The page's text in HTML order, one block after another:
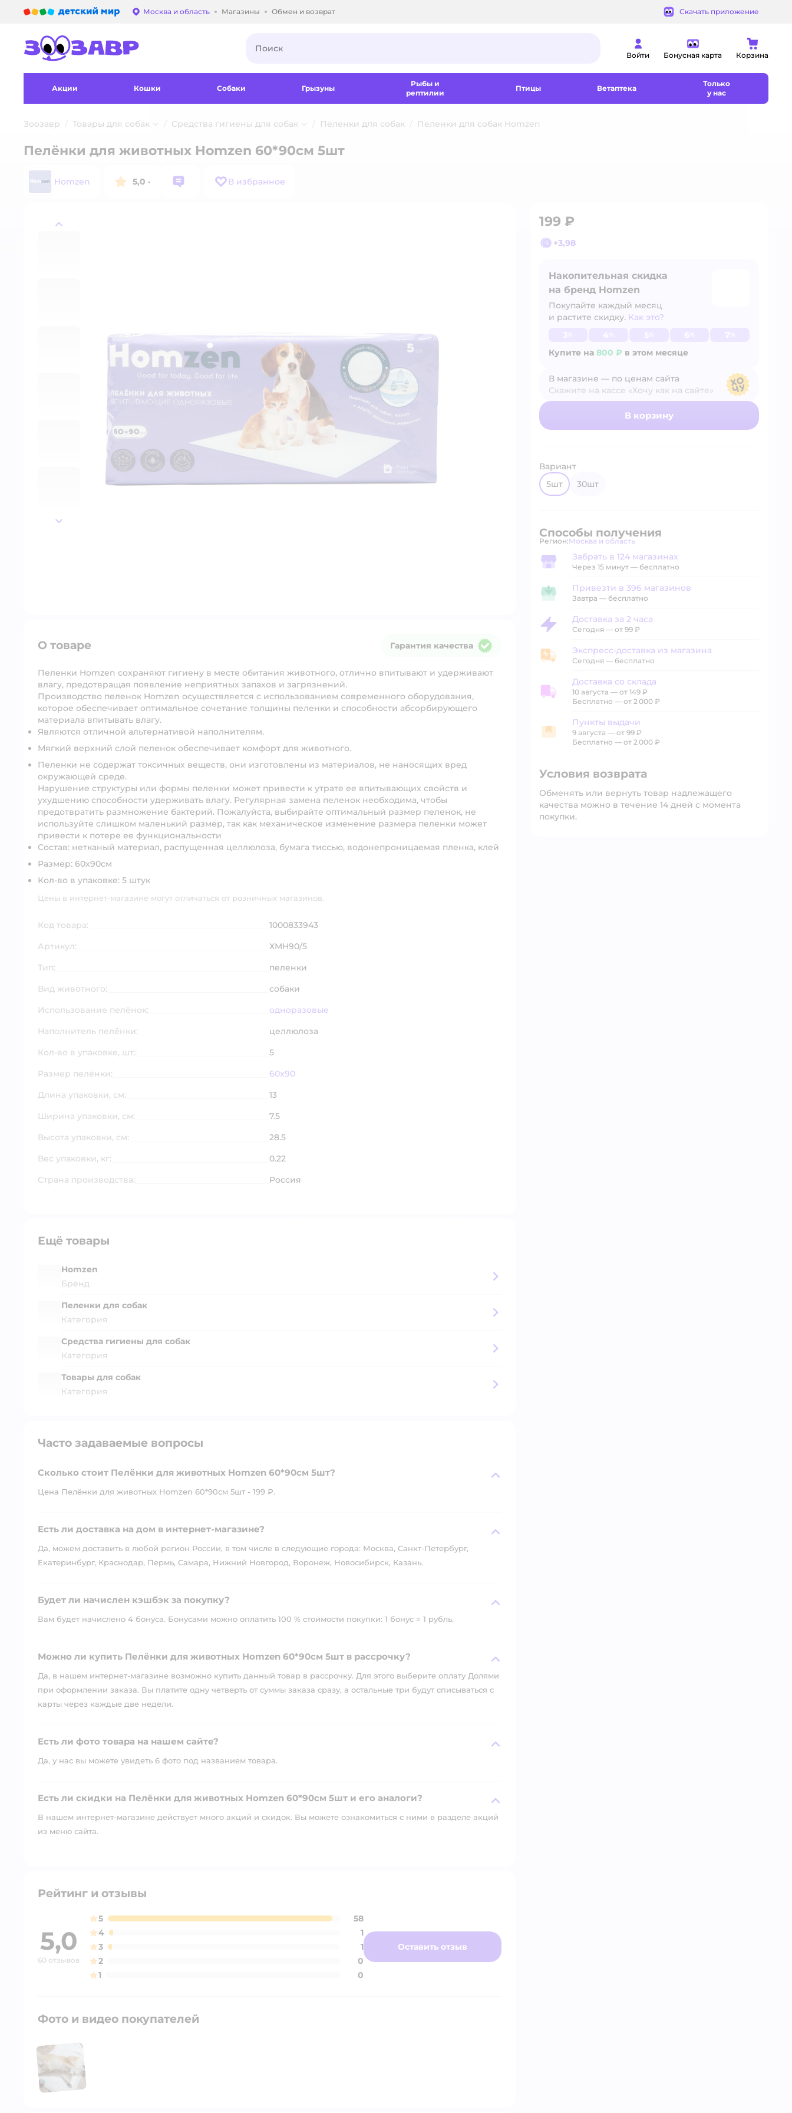
Выбор адреса доставки.
Москва и область Магазины Обмен и возврат Скачать приложение
Войти Бонусная карта Корзина
Акции Кошки Собаки Грызуны
Рыбы и
рептилии
Птицы Ветаптека
Только
у нас
Зоозавр Товары для собак Средства гигиены для собак Пеленки для собак Пеленки для собак Homzen
назад
далее
Пелёнки для животных Homzen 60*90см 5шт
Homzen 5,0 · В избранное
199 ₽
+3,98
Накопительная скидка
на бренд Homzen
Покупайте каждый месяц
и растите скидку. Как это?
Купите на 800 ₽ в этом месяце
Узнать больше
В магазине — по ценам сайта
Скажите на кассе «Хочу как на сайте»
В магазине — по ценам сайта
В корзину
Вариант
5шт
30шт
Способы получения
Регион: Выбор адреса доставки.
Москва и область
Забрать в магазине
Забрать в 124 магазинах
Через 15 минут — бесплатно
Привезти в магазин
Привезти в 396 магазинов
Завтра — бесплатно
Доставка за 2 часа
Доставка за 2 часа
Сегодня — от 99 ₽
Экспресс-доставка из магазина
Экспресс-доставка из магазина
Сегодня — бесплатно
Доставка со склада
Доставка со склада
10 августа — от 149 ₽
Бесплатно — от 2 000 ₽
Пункты выдачи
Пункты выдачи
9 августа — от 99 ₽
Бесплатно — от 2 000 ₽
Условия возврата
Обменять или вернуть товар надлежащего
качества можно в течение 14 дней с момента
покупки.
О товаре Гарантия качества
Пеленки Homzen сохраняют гигиену в месте обитания животного, отлично впитывают и удерживают
влагу, предотвращая появление неприятных запахов и загрязнений.
Производство пеленок Homzen осуществляется с использованием современного оборудования,
которое обеспечивает оптимальное сочетание толщины пеленки и способности абсорбирующего
материала впитывать влагу.
Являются отличной альтернативой наполнителям.
Мягкий верхний слой пеленок обеспечивает комфорт для животного.
Пеленки не содержат токсичных веществ, они изготовлены из материалов, не наносящих вред
окружающей среде.
Нарушение структуры или формы пеленки может привести к утрате ее впитывающих свойств и
ухудшению способности удерживать влагу. Регулярная замена пеленок необходима, чтобы
предотвратить размножение бактерий. Пожалуйста, выбирайте оптимальный размер пеленок, не
используйте слишком маленький размер, так как механическое изменение размера пеленки может
привести к потере ее функциональности
Состав: нетканый материал, распущенная целлюлоза, бумага тиссью, водонепроницаемая пленка, клей
Размер: 60х90см
Кол-во в упаковке: 5 штук
Цены в интернет-магазине могут отличаться от розничных магазинов.
Код товара:
1000833943
Артикул:
ХМН90/5
Тип:
пеленки
Вид животного:
собаки
Использование пелёнок:
одноразовые
Наполнитель пелёнки:
целлюлоза
Кол-во в упаковке, шт.:
5
Размер пелёнки:
60x90
Длина упаковки, см:
13
Ширина упаковки, см:
7.5
Высота упаковки, см:
28.5
Вес упаковки, кг:
0.22
Страна производства:
Россия
Ещё товары
Homzen
Бренд
Пеленки для собак
Категория
Средства гигиены для собак
Категория
Товары для собак
Категория
Часто задаваемые вопросы
Сколько стоит Пелёнки для животных Homzen 60*90см 5шт?
Цена Пелёнки для животных Homzen 60*90см 5шт - 199 ₽.
Есть ли доставка на дом в интернет-магазине?
Да, можем доставить в любой регион России, в том числе в следующие города: Москва, Санкт-Петербург,
Екатеринбург, Краснодар, Пермь, Самара, Нижний Новгород, Воронеж, Новосибирск, Казань.
Будет ли начислен кэшбэк за покупку?
Вам будет начислено 4 бонуса. Бонусами можно оплатить 100 % стоимости покупки: 1 бонус = 1 рубль.
Можно ли купить Пелёнки для животных Homzen 60*90см 5шт в рассрочку?
Да, в нашем интернет-магазине возможно купить данный товар в рассрочку. Для этого выберите оплату Долями
при оформлении заказа. Вы платите одну четверть от суммы заказа сразу, а остальные три будут списываться с
карты через каждые две недели.
Есть ли фото товара на нашем сайте?
Да, у нас вы можете увидеть 6 фото под названием товара.
Есть ли скидки на Пелёнки для животных Homzen 60*90см 5шт и его аналоги?
В нашем интернет-магазине действует много акций и скидок. Вы можете ознакомиться с ними в разделе акций
из меню сайта.
Рейтинг и отзывы
5,0
60 отзывов
5
58
4
1
3
1
2
0
1
0
Оставить отзыв
Фото и видео покупателей